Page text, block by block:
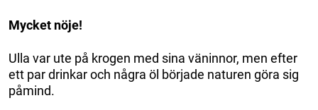
Mycket nöje!
Ulla var ute på krogen med sina väninnor, men efter
ett par drinkar och några öl började naturen göra sig
påmind.